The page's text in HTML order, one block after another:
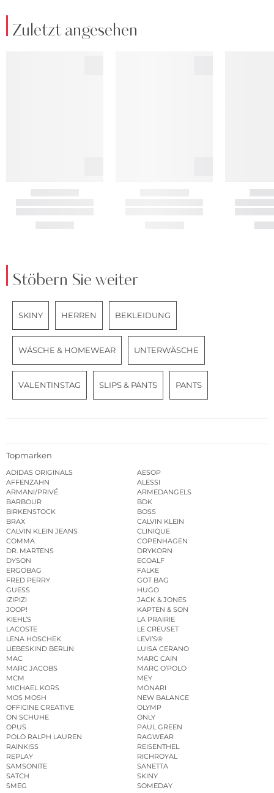
Zuletzt angesehen
Stöbern Sie weiter
SKINY HERREN BEKLEIDUNG
WÄSCHE & HOMEWEAR UNTERWÄSCHE
VALENTINSTAG SLIPS & PANTS PANTS
Topmarken
ADIDAS ORIGINALS
AESOP
AFFENZAHN
ALESSI
ARMANI/PRIVÉ
ARMEDANGELS
BARBOUR
BDK
BIRKENSTOCK
BOSS
BRAX
CALVIN KLEIN
CALVIN KLEIN JEANS
CLINIQUE
COMMA
COPENHAGEN
DR. MARTENS
DRYKORN
DYSON
ECOALF
ERGOBAG
FALKE
FRED PERRY
GOT BAG
GUESS
HUGO
IZIPIZI
JACK & JONES
JOOP!
KAPTEN & SON
KIEHL’S
LA PRAIRIE
LACOSTE
LE CREUSET
LENA HOSCHEK
LEVI’S®
LIEBESKIND BERLIN
LUISA CERANO
MAC
MARC CAIN
MARC JACOBS
MARC O’POLO
MCM
MEY
MICHAEL KORS
MONARI
MOS MOSH
NEW BALANCE
OFFICINE CREATIVE
OLYMP
ON SCHUHE
ONLY
OPUS
PAUL GREEN
POLO RALPH LAUREN
RAGWEAR
RAINKISS
REISENTHEL
REPLAY
RICHROYAL
SAMSONITE
SANETTA
SATCH
SKINY
SMEG
SOMEDAY